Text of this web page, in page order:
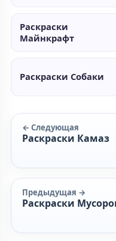
Раскраски
Майнкрафт
Раскраски Собаки
← Следующая
Раскраски Камаз
Предыдущая →
Раскраски